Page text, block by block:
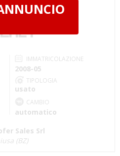
€
IMMATRICOLAZIONE
2008-05
TIPOLOGIA
usato
CAMBIO
automatico
Sales Srl
(BZ)